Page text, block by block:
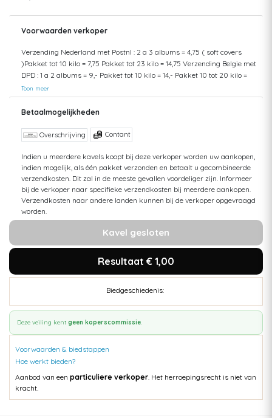
Voorwaarden verkoper
Verzending Nederland met Postnl : 2 a 3 albums = 4,75 ( soft covers
)Pakket tot 10 kilo = 7,75 Pakket tot 23 kilo = 14,75 Verzending Belgie met
DPD : 1 a 2 albums = 9,- Pakket tot 10 kilo = 14,- Pakket 10 tot 20 kilo =
24,- Ophalen in Den Haag kan ook
Toon meer
Betaalmogelijkheden
Overschrijving Contant
Indien u meerdere kavels koopt bij deze verkoper worden uw aankopen,
indien mogelijk, als één pakket verzonden en betaalt u gecombineerde
verzendkosten. Dit zal in de meeste gevallen voordeliger zijn. Informeer
bij de verkoper naar specifieke verzendkosten bij meerdere aankopen.
Verzendkosten naar andere landen kunnen bij de verkoper opgevraagd
worden.
Kavel gesloten
Resultaat € 1,00
Biedgeschiedenis:
Deze veiling kent geen koperscommissie.
Voorwaarden & biedstappen
Hoe werkt bieden?
Aanbod van een particuliere verkoper . Het herroepingsrecht is niet van
kracht.